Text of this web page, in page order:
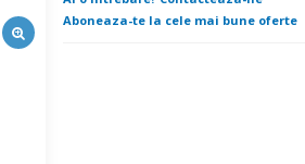
Aboneaza-te la cele mai bune oferte